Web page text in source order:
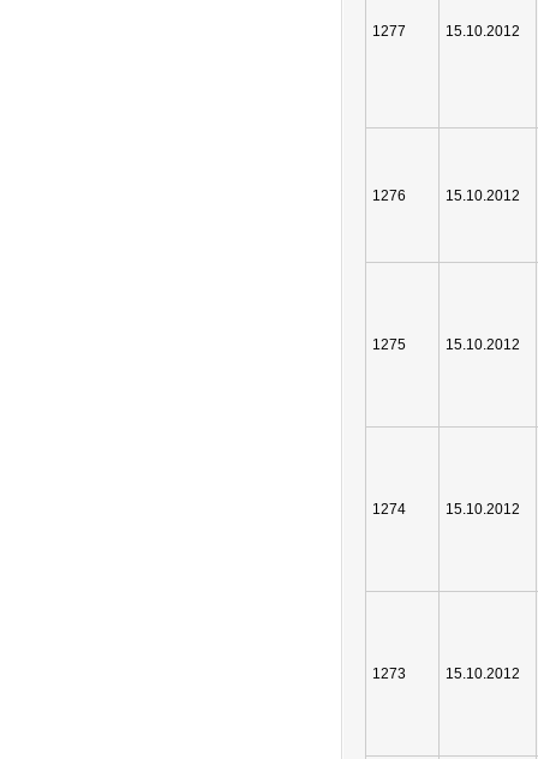
1277 15.10.2012
1276 15.10.2012
1275 15.10.2012
1274 15.10.2012
1273 15.10.2012